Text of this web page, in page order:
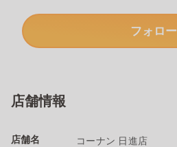
フォロー
店舗情報
店舗名 コーナン 日進店